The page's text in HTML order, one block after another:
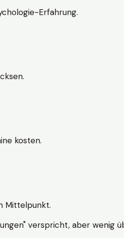
Erfahrung.
kosten.
Mittelpunkt.
verspricht, aber